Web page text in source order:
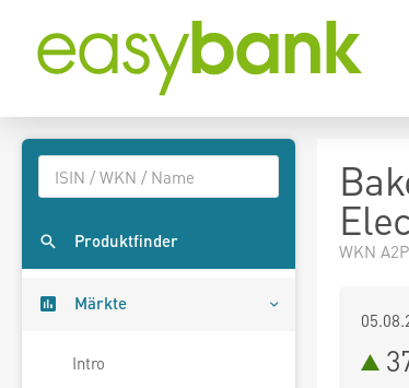
Produktfinder
Märkte
Intro
WKN